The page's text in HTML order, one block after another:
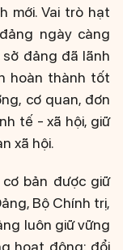
mới. Vai trò hạt
ngày càng
đảng đã lãnh
hoàn thành tốt
cơ quan, đơn
tế - xã hội, giữ
xã hội.
bản được giữ
Bộ Chính trị,
luôn giữ vững
hoạt động; đổi